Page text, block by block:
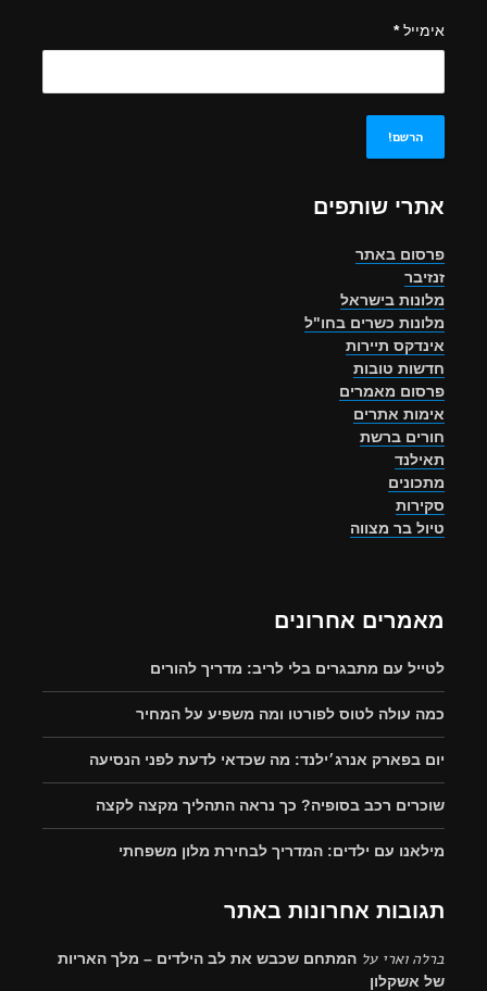
אימייל*
אתרי שותפים
פרסום באתר
זנזיבר
מלונות בישראל
מלונות כשרים בחו"ל
אינדקס תיירות
חדשות טובות
פרסום מאמרים
אימות אתרים
חורים ברשת
תאילנד
מתכונים
סקירות
טיול בר מצווה
מאמרים אחרונים
לטייל עם מתבגרים בלי לריב: מדריך להורים
כמה עולה לטוס לפורטו ומה משפיע על המחיר
יום בפארק אנרג׳ילנד: מה שכדאי לדעת לפני הנסיעה
שוכרים רכב בסופיה? כך נראה התהליך מקצה לקצה
מילאנו עם ילדים: המדריך לבחירת מלון משפחתי
תגובות אחרונות באתר
ברלה וארי על המתחם שכבש את לב הילדים – מלך האריות
של אשקלון